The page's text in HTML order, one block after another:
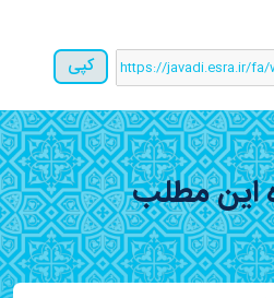
کپی
این مطلب